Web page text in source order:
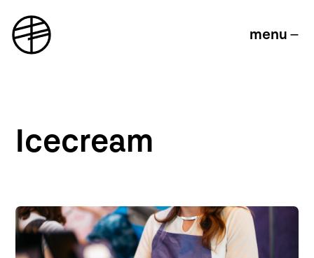
menu
Icecream
Probiere Deine eigene Kreation im
Icecream-Konzeptstore